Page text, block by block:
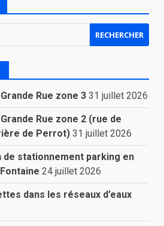
Rue zone 3 31 juillet 2026
Rue zone 2 (rue de
de Perrot) 31 juillet 2026
de stationnement parking en
24 juillet 2026
dans les réseaux d’eaux